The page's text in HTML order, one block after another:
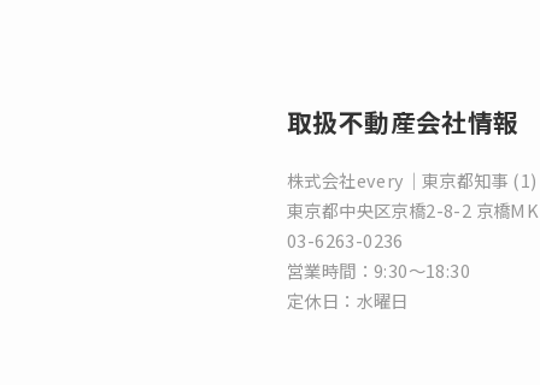
取扱不動産会社情報
株式会社every｜東京都知事
東京都中央区京橋2-8-2 京橋
03-6263-0236
営業時間：9:30～18:30
定休日：水曜日